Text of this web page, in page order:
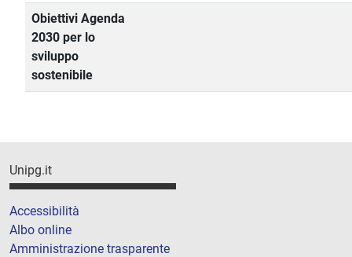
Obiettivi Agenda
2030 per lo
sviluppo
sostenibile
Unipg.it
Accessibilità
Albo online
Amministrazione trasparente